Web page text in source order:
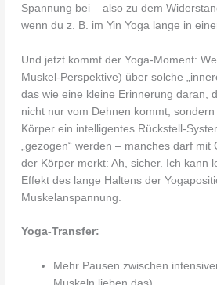
Spannung bei – also zu dem
wenn du z. B. im Yin Yoga lange in
Und jetzt kommt der Yoga-Moment:
Muskel-Perspektive) über solche
das wie eine kleine Erinnerung daran,
nicht nur vom Dehnen kommt,
Körper ein intelligentes Rückstell-
„gezogen“ werden – manches darf
der Körper merkt: Ah, sicher. Ich kann
Effekt des lange Haltens der
Muskelanspannung.
Yoga-Transfer:
Mehr Pausen zwischen